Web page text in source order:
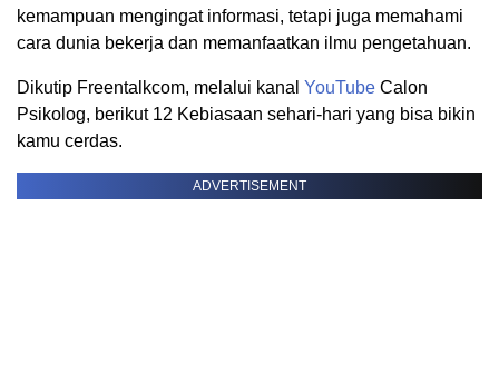
kemampuan mengingat informasi, tetapi juga memahami
cara dunia bekerja dan memanfaatkan ilmu pengetahuan.
Dikutip Freentalkcom, melalui kanal YouTube Calon
Psikolog, berikut 12 Kebiasaan sehari-hari yang bisa bikin
kamu cerdas.
ADVERTISEMENT